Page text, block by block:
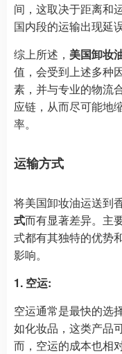
间，这取决于距离和
国内段的运输出现延
综上所述， 美国卸妆
值，会受到上述多种
素，并与专业的物流
应链，从而尽可能地
率。
运输方式
将美国卸妆油运送到
式而有显著差异。主
式都有其独特的优势
影响。
1. 空运:
空运通常是最快的选
如化妆品，这类产品
而，空运的成本也相